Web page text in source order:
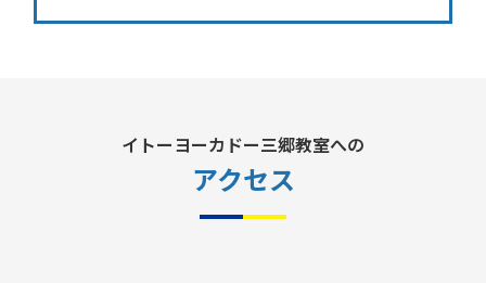
イトーヨーカドー三郷教室への
アクセス